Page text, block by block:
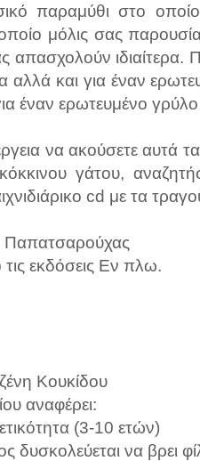
παραμύθι στο
μόλις σας
ιδιαίτερα.
αλλά και για έναν
έναν ερωτευμένο
να ακούσετε
γάτου,
cd με τα
Παπατσαρούχας
εκδόσεις Εν πλω.
Κουκίδου
αναφέρει:
(3-10 ετών)
δυσκολεύεται να βρει